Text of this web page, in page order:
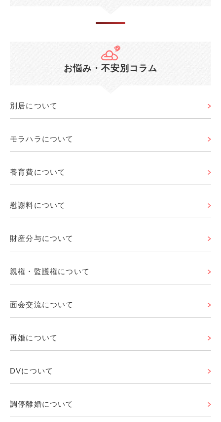
お悩み・不安別コラム
別居について
モラハラについて
養育費について
慰謝料について
財産分与について
親権・監護権について
面会交流について
再婚について
DVについて
調停離婚について